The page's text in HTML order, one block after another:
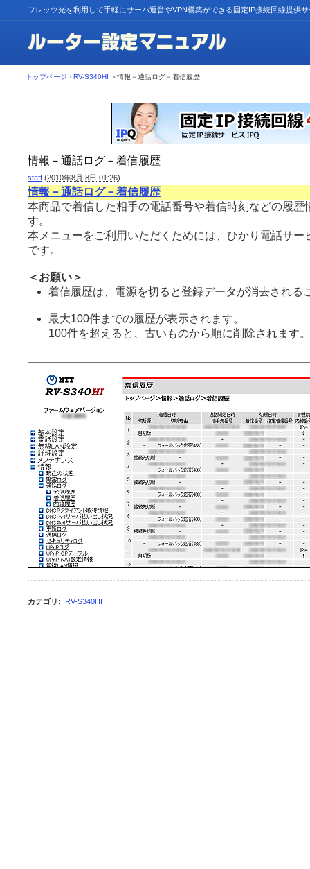
フレッツ光を利用して手軽にサーバ運営やVPN構築ができる固定IP接続回線提供
トップページ › RV-S340HI › 情報－通話ログ－着信履歴
情報－通話ログ－着信履歴
staff (2010年8月 8日 01:26)
情報－通話ログ－着信履歴
本商品で着信した相手の電話番号や着信時刻などの履歴
す。
本メニューをご利用いただくためには、ひかり電話サー
です。
＜お願い＞
着信履歴は、電源を切ると登録データが消去される
最大100件までの履歴が表示されます。
100件を超えると、古いものから順に削除されます。
カテゴリ : RV-S340HI